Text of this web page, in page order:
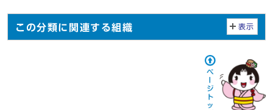
この分類に関連する組織 表示